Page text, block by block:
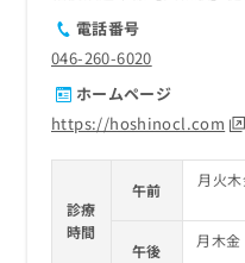
電話番号
046-260-6020
ホームページ
https://hoshinocl.com
診療
時間
午前
月火
午後
月木